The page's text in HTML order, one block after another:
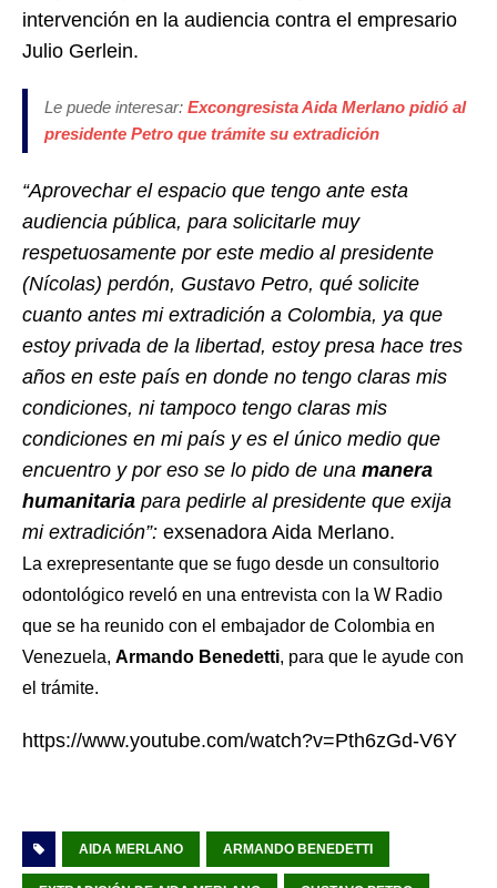
intervención en la audiencia contra el empresario
Julio Gerlein.
Le puede interesar: Excongresista Aida Merlano pidió al
presidente Petro que trámite su extradición
“Aprovechar el espacio que tengo ante esta
audiencia pública, para solicitarle muy
respetuosamente por este medio al presidente
(Nícolas) perdón, Gustavo Petro, qué solicite
cuanto antes mi extradición a Colombia, ya que
estoy privada de la libertad, estoy presa hace tres
años en este país en donde no tengo claras mis
condiciones, ni tampoco tengo claras mis
condiciones en mi país y es el único medio que
encuentro y por eso se lo pido de una manera
humanitaria para pedirle al presidente que exija
mi extradición”: exsenadora Aida Merlano.
La exrepresentante que se fugo desde un consultorio
odontológico reveló en una entrevista con la W Radio
que se ha reunido con el embajador de Colombia en
Venezuela, Armando Benedetti, para que le ayude con
el trámite.
https://www.youtube.com/watch?v=Pth6zGd-V6Y
AIDA MERLANO ARMANDO BENEDETTI